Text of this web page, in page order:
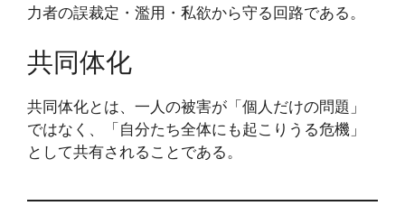
力者の誤裁定・濫用・私欲から守る回路である。
共同体化
共同体化とは、一人の被害が「個人だけの問題」
ではなく、「自分たち全体にも起こりうる危機」
として共有されることである。